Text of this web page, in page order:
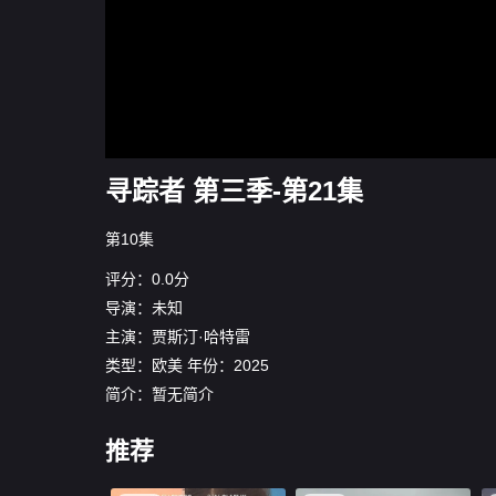
寻踪者 第三季-第21集
第10集
评分：0.0分
导演：未知
主演： 贾斯汀·哈特雷
类型：
欧美 年份： 2025
简介：暂无简介
推荐